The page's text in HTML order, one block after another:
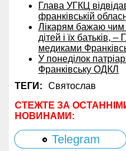
Глава УГКЦ
франківській
Лікарям бажаю чим
дітей і їх батьків,
медиками
У понеділок
Франківську ОДКЛ
ТЕГИ:
Святослав
СТЕЖТЕ ЗА
НОВИНАМИ:
Telegram